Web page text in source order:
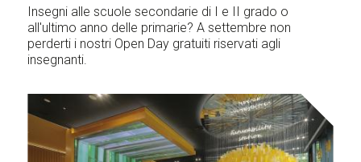
Insegni alle scuole secondarie di I e II grado o
all'ultimo anno delle primarie? A settembre non
perderti i nostri Open Day gratuiti riservati agli
insegnanti.